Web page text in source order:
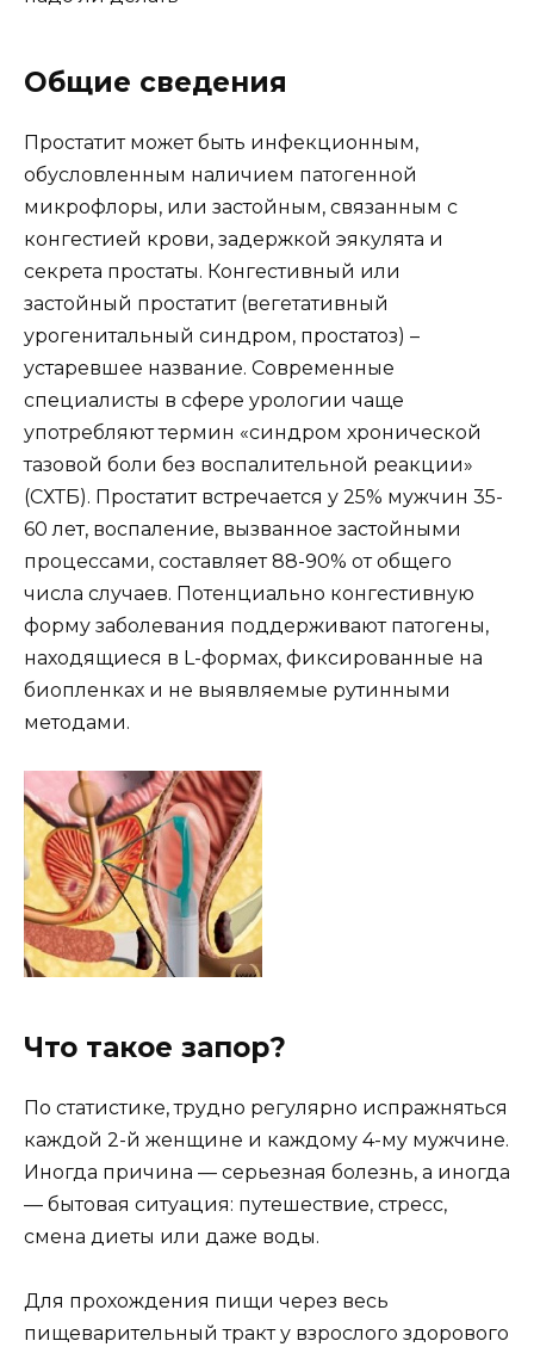
Общие сведения
Простатит может быть инфекционным,
обусловленным наличием патогенной
микрофлоры, или застойным, связанным с
конгестией крови, задержкой эякулята и
секрета простаты. Конгестивный или
застойный простатит (вегетативный
урогенитальный синдром, простатоз) –
устаревшее название. Современные
специалисты в сфере урологии чаще
употребляют термин «синдром хронической
тазовой боли без воспалительной реакции»
(СХТБ). Простатит встречается у 25% мужчин 35-
60 лет, воспаление, вызванное застойными
процессами, составляет 88-90% от общего
числа случаев. Потенциально конгестивную
форму заболевания поддерживают патогены,
находящиеся в L-формах, фиксированные на
биопленках и не выявляемые рутинными
методами.
Что такое запор?
По статистике, трудно регулярно испражняться
каждой 2-й женщине и каждому 4-му мужчине.
Иногда причина — серьезная болезнь, а иногда
— бытовая ситуация: путешествие, стресс,
смена диеты или даже воды.
Для прохождения пищи через весь
пищеварительный тракт у взрослого здорового